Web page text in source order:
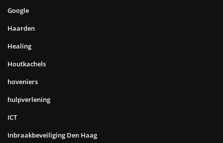
Google
Haarden
Healing
Houtkachels
hoveniers
hulpverlening
ICT
Inbraakbeveiliging Den Haag